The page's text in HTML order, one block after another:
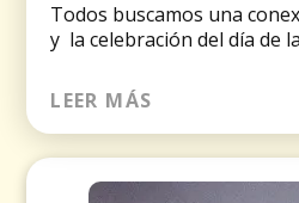
Todos buscamos una
y la celebración del día de
LEER MÁS